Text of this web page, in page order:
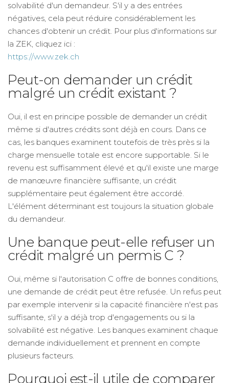
solvabilité d'un demandeur. S'il y a des entrées
négatives, cela peut réduire considérablement les
chances d'obtenir un crédit. Pour plus d'informations sur
la ZEK, cliquez ici :
https://www.zek.ch
Peut-on demander un crédit
malgré un crédit existant ?
Oui, il est en principe possible de demander un crédit
même si d'autres crédits sont déjà en cours. Dans ce
cas, les banques examinent toutefois de très près si la
charge mensuelle totale est encore supportable. Si le
revenu est suffisamment élevé et qu'il existe une marge
de manœuvre financière suffisante, un crédit
supplémentaire peut également être accordé.
L'élément déterminant est toujours la situation globale
du demandeur.
Une banque peut-elle refuser un
crédit malgré un permis C ?
Oui, même si l'autorisation C offre de bonnes conditions,
une demande de crédit peut être refusée. Un refus peut
par exemple intervenir si la capacité financière n'est pas
suffisante, s'il y a déjà trop d'engagements ou si la
solvabilité est négative. Les banques examinent chaque
demande individuellement et prennent en compte
plusieurs facteurs.
Pourquoi est-il utile de comparer